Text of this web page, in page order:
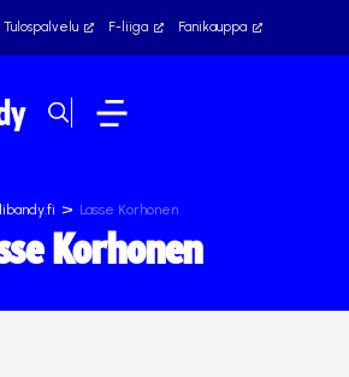
Tulospalvelu F-liiga Fanikauppa
> Lasse Korhonen
Korhonen